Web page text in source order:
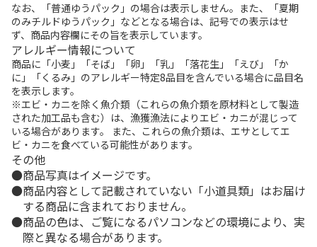
なお、「普通ゆうパック」の場合は表示しません。また、「夏期
のみチルドゆうパック」などとなる場合は、記号での表示はせ
ず、商品内容欄にその旨を表示しています。
アレルギー情報について
商品に「小麦」「そば」「卵」「乳」「落花生」「えび」「か
に」「くるみ」のアレルギー特定8品目を含んでいる場合に品目名
を表示します。
※エビ・カニを除く魚介類（これらの魚介類を原材料として製造
された加工品も含む）は、漁獲漁法によりエビ・カニが混じって
いる場合があります。 また、これらの魚介類は、エサとしてエ
ビ・カニを食べている可能性があります。
その他
商品写真はイメージです。
商品内容として記載されていない「小道具類」はお届け
する商品に含まれておりません。
商品の色は、ご覧になるパソコンなどの環境により、実
際と異なる場合があります。